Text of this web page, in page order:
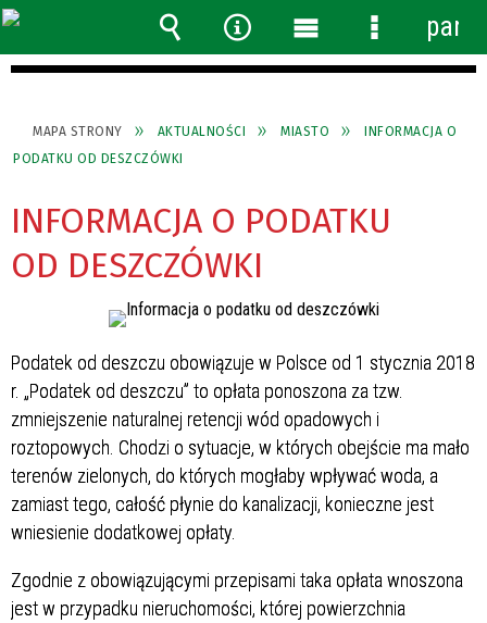
MAPA STRONY AKTUALNOŚCI MIASTO
INFORMACJA O
PODATKU OD DESZCZÓWKI
INFORMACJA O PODATKU
OD DESZCZÓWKI
Podatek od deszczu obowiązuje w Polsce od 1 stycznia 2018
r. „Podatek od deszczu” to opłata ponoszona za tzw.
zmniejszenie naturalnej retencji wód opadowych i
roztopowych. Chodzi o sytuacje, w których obejście ma mało
terenów zielonych, do których mogłaby wpływać woda, a
zamiast tego, całość płynie do kanalizacji, konieczne jest
wniesienie dodatkowej opłaty.
Zgodnie z obowiązującymi przepisami taka opłata wnoszona
jest w przypadku nieruchomości, której powierzchnia
Wyszukiwarka
Narzędzia
Menu Menu
panel